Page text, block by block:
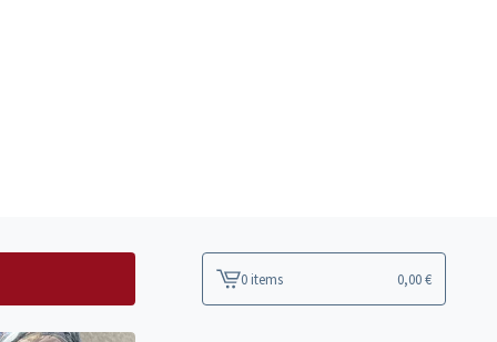
View
cart
0 items 0,00€